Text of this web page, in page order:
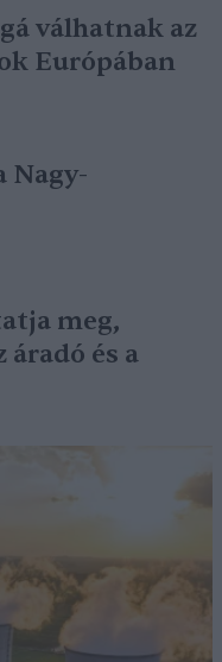
válhatnak az
Európában
Nagy-
meg,
és a